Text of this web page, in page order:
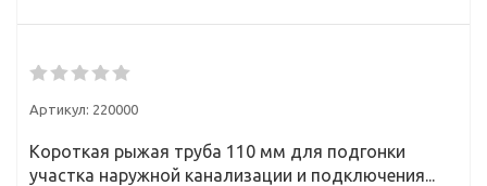
Артикул: 220000
Короткая рыжая труба 110 мм для подгонки
участка наружной канализации и подключения...